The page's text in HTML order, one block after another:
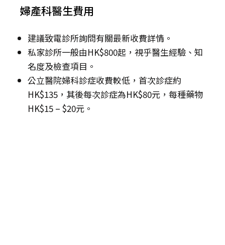
婦產科醫生費用
建議致電診所詢問有關最新收費詳情。
私家診所一般由HK$800起，視乎醫生經驗、知
名度及檢查項目。
公立醫院婦科診症收費較低，首次診症約
HK$135，其後每次診症為HK$80元，每種藥物
HK$15 – $20元。